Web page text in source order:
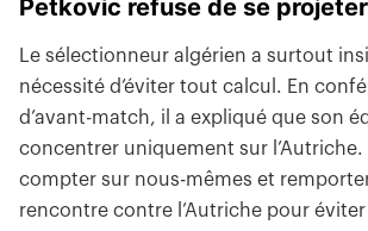
Petkovic refuse de se
Le sélectionneur algérien a surtout
nécessité d’éviter tout calcul. En
d’avant-match, il a expliqué que son
concentrer uniquement sur l’Autriche.
compter sur nous-mêmes et
rencontre contre l’Autriche pour